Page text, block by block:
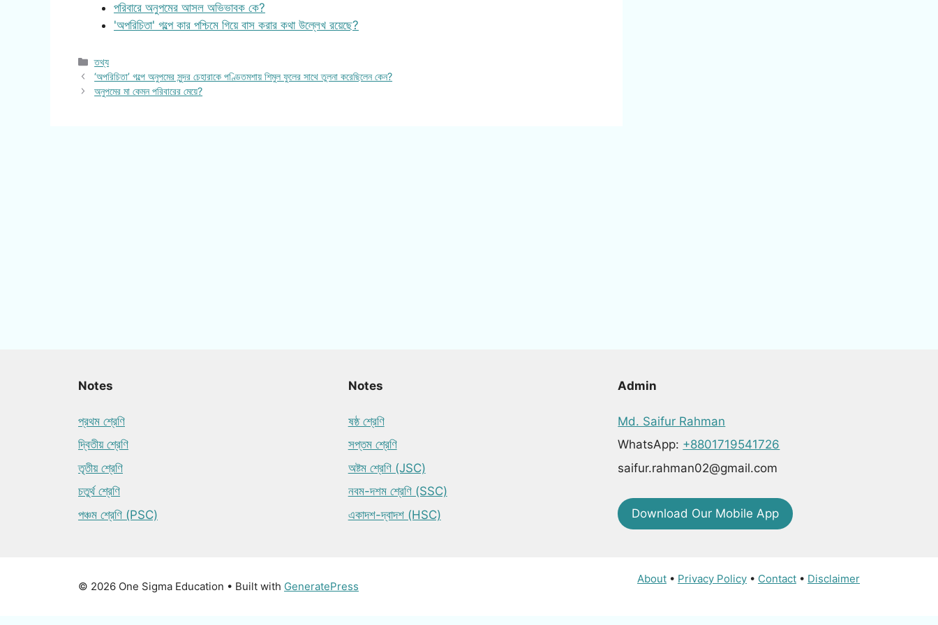
পরিবারে অনুপমের আসল অভিভাবক কে?
'অপরিচিতা' গল্পে কার পশ্চিমে গিয়ে বাস করার কথা উল্লেখ রয়েছে?
Categories
তথ্য
‘অপরিচিতা’ গল্পে অনুপমের সুন্দর চেহারাকে পণ্ডিতমশায় শিমুল ফুলের সাথে তুলনা করেছিলেন কেন?
অনুপমের মা কেমন পরিবারের মেয়ে?
Notes
প্রথম শ্রেণি
দ্বিতীয় শ্রেণি
তৃতীয় শ্রেণি
চতুর্থ শ্রেণি
পঞ্চম শ্রেণি (PSC)
Notes
ষষ্ঠ শ্রেণি
সপ্তম শ্রেণি
অষ্টম শ্রেণি (JSC)
নবম-দশম শ্রেণি (SSC)
একাদশ-দ্বাদশ (HSC)
Admin
Md. Saifur Rahman
WhatsApp: +8801719541726
saifur.rahman02@gmail.com
Download Our Mobile App
About • Privacy Policy • Contact • Disclaimer
© 2026 One Sigma Education • Built with GeneratePress